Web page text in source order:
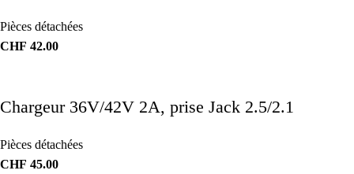
Pièces détachées
CHF 42.00
Chargeur 36V/42V 2A, prise Jack 2.5/2.1
Pièces détachées
CHF 45.00